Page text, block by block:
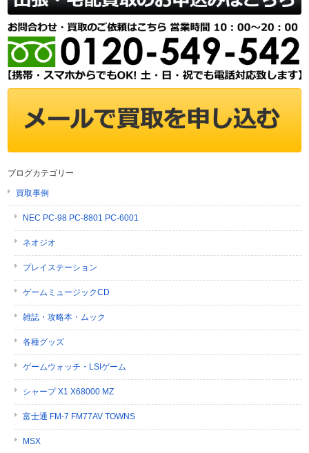
ブログカテゴリー
買取事例
NEC PC-98 PC-8801 PC-6001
ネオジオ
プレイステーション
ゲームミュージックCD
雑誌・攻略本・ムック
各種グッズ
ゲームウォッチ・LSIゲーム
シャープ X1 X68000 MZ
富士通 FM-7 FM77AV TOWNS
MSX